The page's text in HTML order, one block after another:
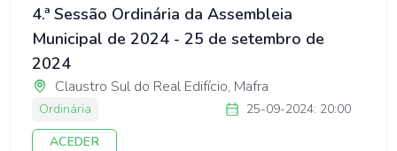
4.ª Sessão Ordinária da Assembleia
Municipal de 2024 - 25 de setembro de
2024
Claustro Sul do Real Edifício, Mafra
Ordinária
25-09-2024: 20:00
ACEDER